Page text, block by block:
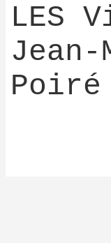
LES
Jean-
Poiré